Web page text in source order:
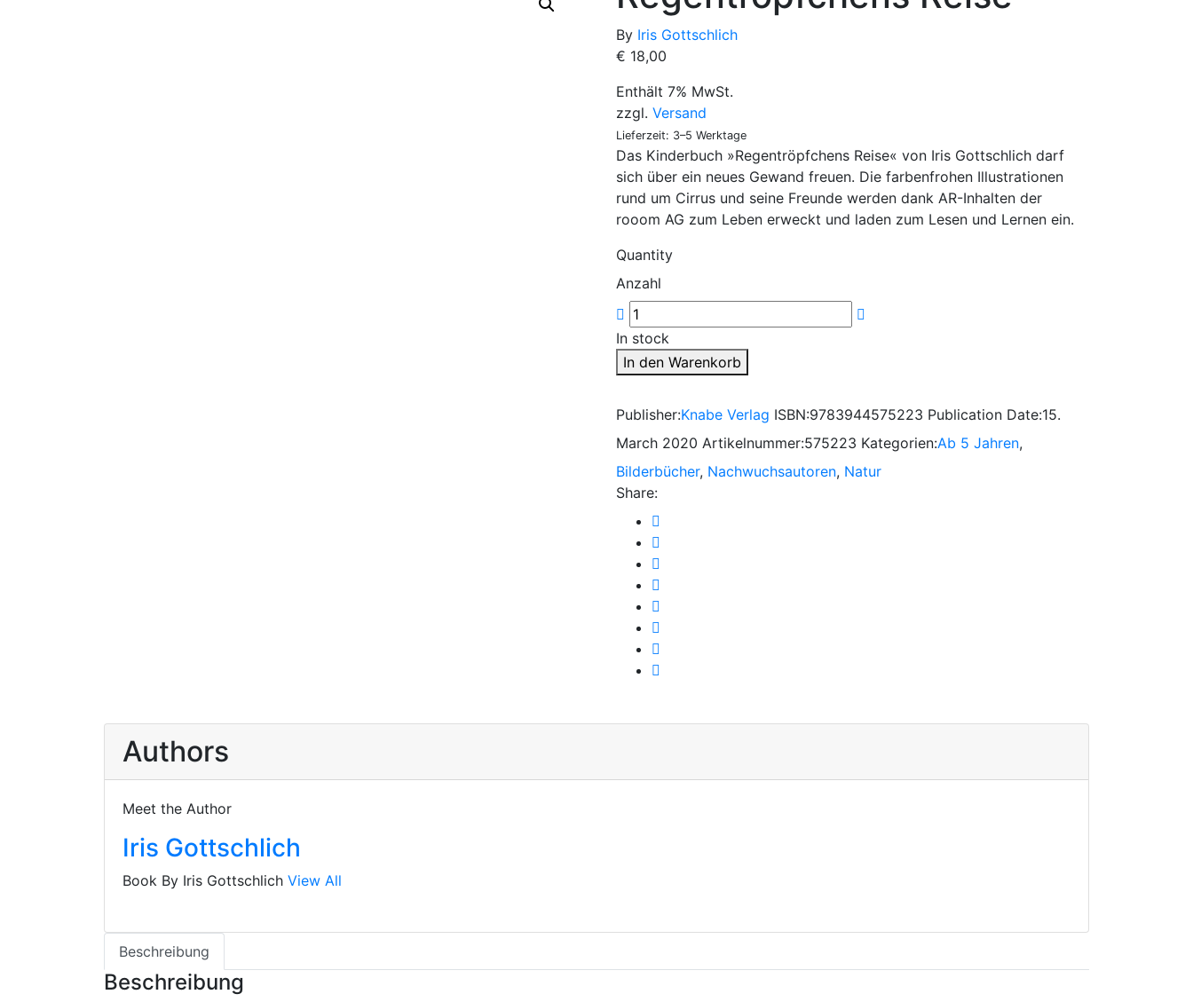
By Iris Gottschlich
€ 18,00
Enthält 7% MwSt.
zzgl.Versand
Lieferzeit: 3–5 Werktage
Das Kinderbuch »Regentröpfchens Reise« von Iris Gottschlich darf
sich über ein neues Gewand freuen. Die farbenfrohen Illustrationen
rund um Cirrus und seine Freunde werden dank AR-Inhalten der
rooom AG zum Leben erweckt und laden zum Lesen und Lernen ein.
Quantity
Anzahl
In stock
In den Warenkorb
Publisher:Knabe Verlag ISBN:9783944575223 Publication Date:15.
March 2020 Artikelnummer:575223 Kategorien:Ab 5 Jahren,
Bilderbücher, Nachwuchsautoren, Natur
Share:
Authors
Meet the Author
Iris Gottschlich
Book By Iris Gottschlich View All
Beschreibung
Beschreibung